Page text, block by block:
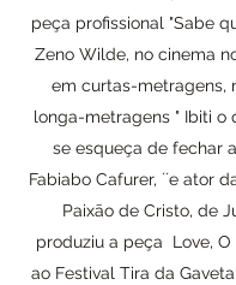
peça profissional "Sabe
Zeno Wilde, no cinema
em curtas-metragens,
longa-metragens " Ibiti o
se esqueça de fechar
Fabiabo Cafurer, ´´e ator
Paixão de Cristo, de
produziu a peça Love, O
ao Festival Tira da